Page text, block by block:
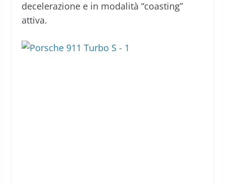
decelerazione e in modalità “coasting”
attiva.